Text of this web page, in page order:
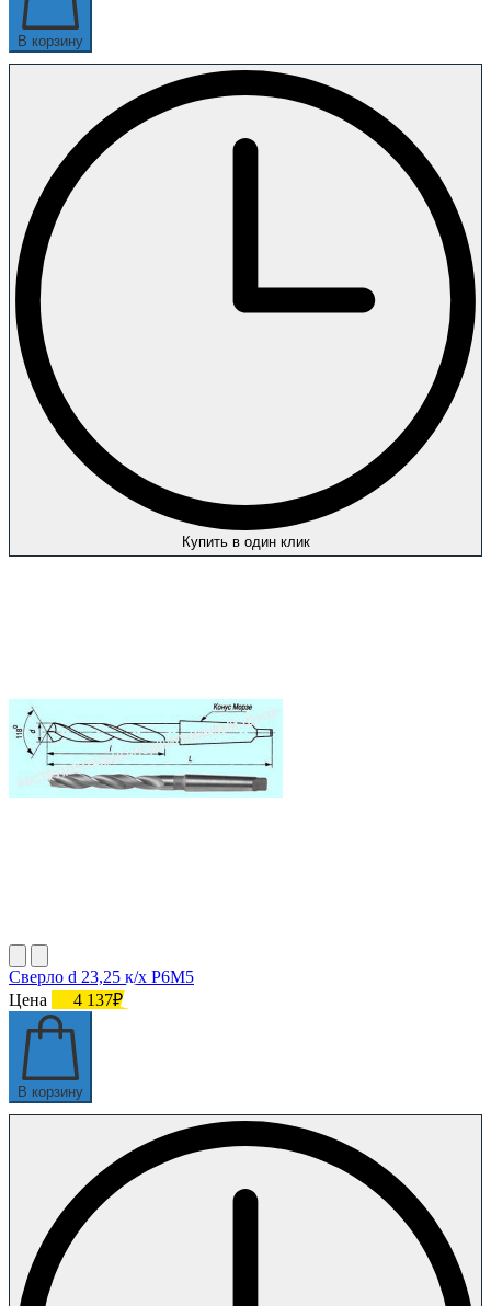
В корзину
Купить в один клик
Сверло d 23,25 к/х Р6М5
Цена
4 137₽
В корзину